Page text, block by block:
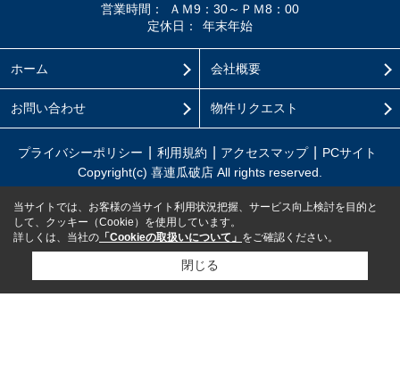
営業時間：
ＡＭ9：30～ＰＭ8：00
定休日：
年末年始
ホーム 会社概要
お問い合わせ 物件リクエスト
プライバシーポリシー 利用規約 アクセスマップ
PCサイト
Copyright(c) 喜連瓜破店 All rights reserved.
当サイトでは、お客様の当サイト利用状況把握、サービス向上検討を目的と
して、クッキー（Cookie）を使用しています。
詳しくは、当社の 「Cookieの取扱いについて」 をご確認ください。
閉じる